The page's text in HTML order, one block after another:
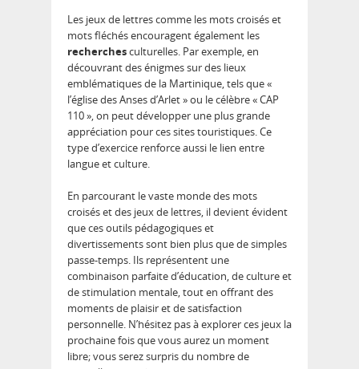
Les jeux de lettres comme les mots croisés et
mots fléchés encouragent également les
recherchesculturelles. Par exemple, en
découvrant des énigmes sur des lieux
emblématiques de la Martinique, tels que «
l’église des Anses d’Arlet » ou le célèbre « CAP
110 », on peut développer une plus grande
appréciation pour ces sites touristiques. Ce
type d’exercice renforce aussi le lien entre
langue et culture.
En parcourant le vaste monde des mots
croisés et des jeux de lettres, il devient évident
que ces outils pédagogiques et
divertissements sont bien plus que de simples
passe-temps. Ils représentent une
combinaison parfaite d’éducation, de culture et
de stimulation mentale, tout en offrant des
moments de plaisir et de satisfaction
personnelle. N’hésitez pas à explorer ces jeux la
prochaine fois que vous aurez un moment
libre; vous serez surpris du nombre de